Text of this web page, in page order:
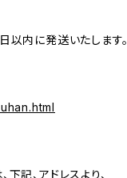
以内に発送いたします。
記、アドレスより、